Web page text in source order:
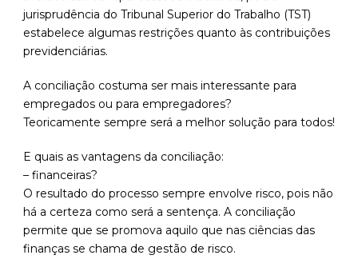
jurisprudência do Tribunal Superior do Trabalho (TST)
estabelece algumas restrições quanto às contribuições
previdenciárias.
A conciliação costuma ser mais interessante para
empregados ou para empregadores?
Teoricamente sempre será a melhor solução para todos!
E quais as vantagens da conciliação:
– financeiras?
O resultado do processo sempre envolve risco, pois não
há a certeza como será a sentença. A conciliação
permite que se promova aquilo que nas ciências das
finanças se chama de gestão de risco.